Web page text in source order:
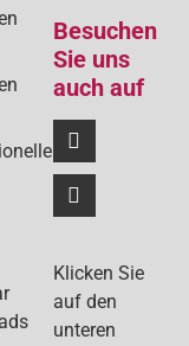
Besuchen
Sie uns
auch auf
Klicken Sie
auf den
unteren